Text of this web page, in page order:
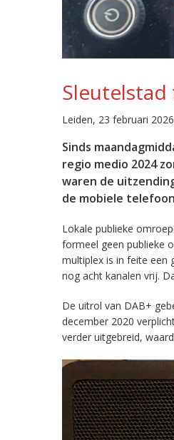
Leiden, 23 februari
Sinds
regio medio 2024
waren de
de mobiele
Lokale publieke
formeel geen publieke
multiplex is in feite een
nog acht kanalen vrij.
De uitrol van DAB+
december 2020
verder uitgebreid,